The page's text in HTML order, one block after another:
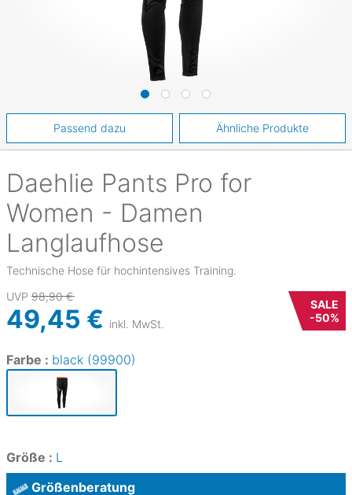
Daehlie Pants Pro for
Women - Damen
Langlaufhose
Technische Hose für hochintensives Training.
UVP 98,90 €
49,45 € inkl. MwSt.
SALE
-50%
Farbe : black (99900)
Größe : L
Größenberatung
Passend dazu Ähnliche Produkte